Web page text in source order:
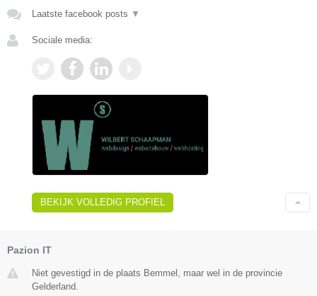
Laatste facebook posts ▼
Sociale media:
BEKIJK VOLLEDIG PROFIEL
Pazion IT
Niet gevestigd in de plaats Bemmel, maar wel in de provincie
Gelderland.